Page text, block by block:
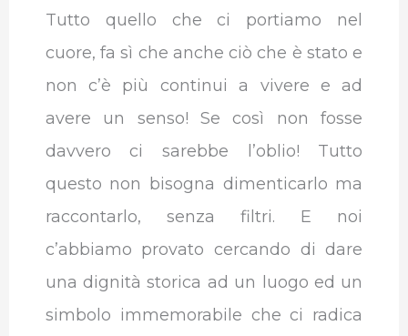
Tutto quello che ci portiamo nel
cuore, fa sì che anche ciò che è stato e
non c’è più continui a vivere e ad
avere un senso! Se così non fosse
davvero ci sarebbe l’oblio! Tutto
questo non bisogna dimenticarlo ma
raccontarlo, senza filtri. E noi
c’abbiamo provato cercando di dare
una dignità storica ad un luogo ed un
simbolo immemorabile che ci radica